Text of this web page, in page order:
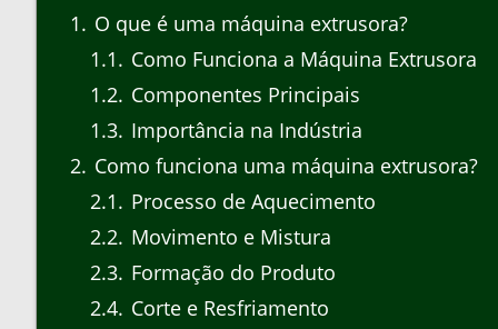
1
O que é uma máquina extrusora?
1.1
Como Funciona a Máquina Extrusora
1.2 Componentes Principais
1.3 Importância na Indústria
2 Como funciona uma máquina extrusora?
2.1
Processo de Aquecimento
2.2 Movimento e Mistura
2.3 Formação do Produto
2.4 Corte e Resfriamento